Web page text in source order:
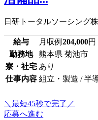
日研トータルソーシング
給与 月収例 204,000円
勤務地
熊本県 菊池市
寮・社宅 あり
仕事内容 組立・製造 / 半
＼最短45秒で完了／
応募へ進む